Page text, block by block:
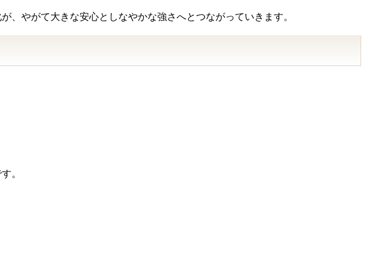
やがて大きな安心としなやかな強さへとつながっていきます。
。